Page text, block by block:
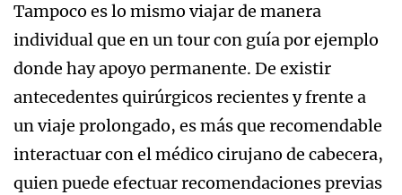
Tampoco es lo mismo viajar de manera
individual que en un tour con guía por ejemplo
donde hay apoyo permanente. De existir
antecedentes quirúrgicos recientes y frente a
un viaje prolongado, es más que recomendable
interactuar con el médico cirujano de cabecera,
quien puede efectuar recomendaciones previas